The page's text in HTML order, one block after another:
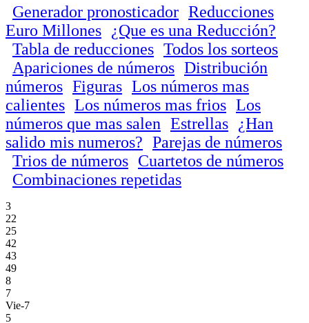
Generador pronosticador Reducciones
Euro Millones
¿Que es una Reducción?
Tabla de reducciones Todos los sorteos
Apariciones de números Distribución
números Figuras Los números mas
calientes Los números mas frios Los
números que mas salen Estrellas
¿Han
salido mis numeros? Parejas de números
Trios de números Cuartetos de números
Combinaciones repetidas
3
22
25
42
43
49
8
7
Vie-7
5